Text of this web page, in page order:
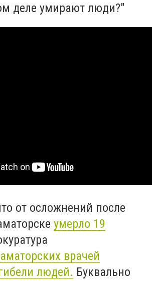
деле умирают люди?"
от осложнений после
умерло 19
врачей
людей. Буквально